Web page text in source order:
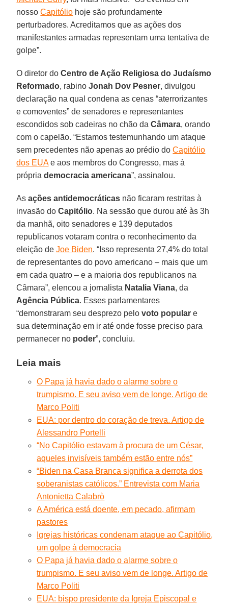
nossoCapitólio hoje são profundamente
perturbadores. Acreditamos que as ações dos
manifestantes armadas representam uma tentativa de
golpe”.
O diretor doCentro de Ação Religiosa do Judaísmo
Reformado, rabinoJonah Dov Pesner, divulgou
declaração na qual condena as cenas “aterrorizantes
e comoventes” de senadores e representantes
escondidos sob cadeiras no chão daCâmara, orando
com o capelão. “Estamos testemunhando um ataque
sem precedentes não apenas ao prédio doCapitólio
dos EUAe aos membros do Congresso, mas à
própriademocracia americana”, assinalou.
Asações antidemocráticas não ficaram restritas à
invasão doCapitólio. Na sessão que durou até às 3h
da manhã, oito senadores e 139 deputados
republicanos votaram contra o reconhecimento da
eleição deJoe Biden. “Isso representa 27,4% do total
de representantes do povo americano – mais que um
em cada quatro – e a maioria dos republicanos na
Câmara”, elencou a jornalista Natalia Viana, da
Agência Pública. Esses parlamentares
“demonstraram seu desprezo pelovoto popular e
sua determinação em ir até onde fosse preciso para
permanecer no poder”, concluiu.
Leia mais
O Papa já havia dado o alarme sobre o
trumpismo. E seu aviso vem de longe. Artigo de
Marco Politi
EUA: por dentro do coração de treva. Artigo de
Alessandro Portelli
“No Capitólio estavam à procura de um César,
aqueles invisíveis também estão entre nós”
“Biden na Casa Branca significa a derrota dos
soberanistas católicos.” Entrevista com Maria
Antonietta Calabrò
A América está doente, em pecado, afirmam
pastores
Igrejas históricas condenam ataque ao Capitólio,
um golpe à democracia
O Papa já havia dado o alarme sobre o
trumpismo. E seu aviso vem de longe. Artigo de
Marco Politi
EUA: bispo presidente da Igreja Episcopal e